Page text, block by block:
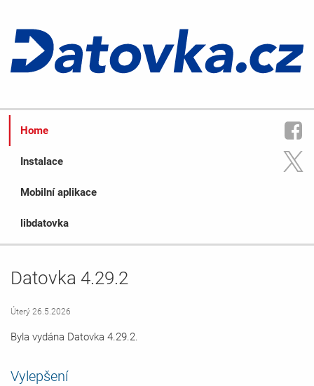
Home
Instalace
Mobilní aplikace
libdatovka
Datovka 4.29.2
Úterý 26.5.2026
Byla vydána Datovka 4.29.2.
Vylepšení